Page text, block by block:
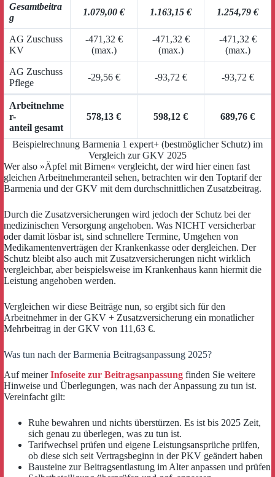
Gesamtbeitra
g
1.079,00 € 1.163,15 € 1.254,79 €
AG Zuschuss
KV
-471,32 €
(max.)
-471,32 €
(max.)
-471,32 €
(max.)
AG Zuschuss
Pflege
-29,56 € -93,72 € -93,72 €
Arbeitnehme
r-
anteil gesamt
578,13 € 598,12 € 689,76 €
Beispielrechnung Barmenia 1 expert+ (bestmöglicher Schutz) im
Vergleich zur GKV 2025
Wer also »Äpfel mit Birnen« vergleicht, der wird hier einen fast
gleichen Arbeitnehmeranteil sehen, betrachten wir den Toptarif der
Barmenia und der GKV mit dem durchschnittlichen Zusatzbeitrag.
Durch die Zusatzversicherungen wird jedoch der Schutz bei der
medizinischen Versorgung angehoben. Was NICHT versicherbar
oder damit lösbar ist, sind schnellere Termine, Umgehen von
Medikamentenverträgen der Krankenkasse oder dergleichen. Der
Schutz bleibt also auch mit Zusatzversicherungen nicht wirklich
vergleichbar, aber beispielsweise im Krankenhaus kann hiermit die
Leistung angehoben werden.
Vergleichen wir diese Beiträge nun, so ergibt sich für den
Arbeitnehmer in der GKV + Zusatzversicherung ein monatlicher
Mehrbeitrag in der GKV von 111,63 €.
Was tun nach der Barmenia Beitragsanpassung 2025?
Auf meinerInfoseite zur Beitragsanpassung finden Sie weitere
Hinweise und Überlegungen, was nach der Anpassung zu tun ist.
Vereinfacht gilt:
Ruhe bewahren und nichts überstürzen. Es ist bis 2025 Zeit,
sich genau zu überlegen, was zu tun ist.
Tarifwechsel prüfen und eigene Leistungsansprüche prüfen,
ob diese sich seit Vertragsbeginn in der PKV geändert haben
Bausteine zur Beitragsentlastung im Alter anpassen und prüfen